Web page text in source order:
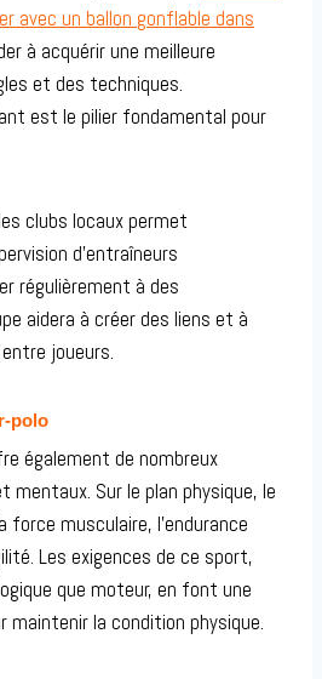
avec un ballon gonflable dans
à acquérir une meilleure
et des techniques.
est le pilier fondamental pour
clubs locaux permet
d’entraîneurs
régulièrement à des
aidera à créer des liens et à
joueurs.
polo
également de nombreux
mentaux. Sur le plan physique, le
force musculaire, l’endurance
Les exigences de ce sport,
que moteur, en font une
la condition physique.